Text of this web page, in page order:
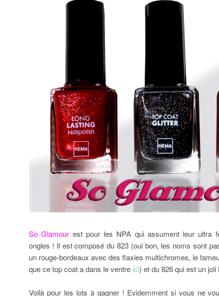
So Glamour est pour les NPA qui assument leur ultra
ongles ! Il est composé du 823 (oui bon, les noms sont
un rouge-bordeaux avec des flaxies multichromes, le
que ce top coat a dans le ventre ici) et du 826 qui est un joli
Voilà pour les lots à gagner ! Evidemment si vous ne